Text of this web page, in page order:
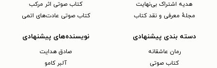
هدیه اشتراک بی‌نهایت
مجلهٔ معرفی و نقد کتاب
کتاب صوتی اثر مرکب
کتاب صوتی عادت‌های اتمی
دسته بندی پیشنهادی
رمان عاشقانه
کتاب‌ صوتی
نویسنده‌های پیشنهادی
صادق هدایت
آلبر کامو